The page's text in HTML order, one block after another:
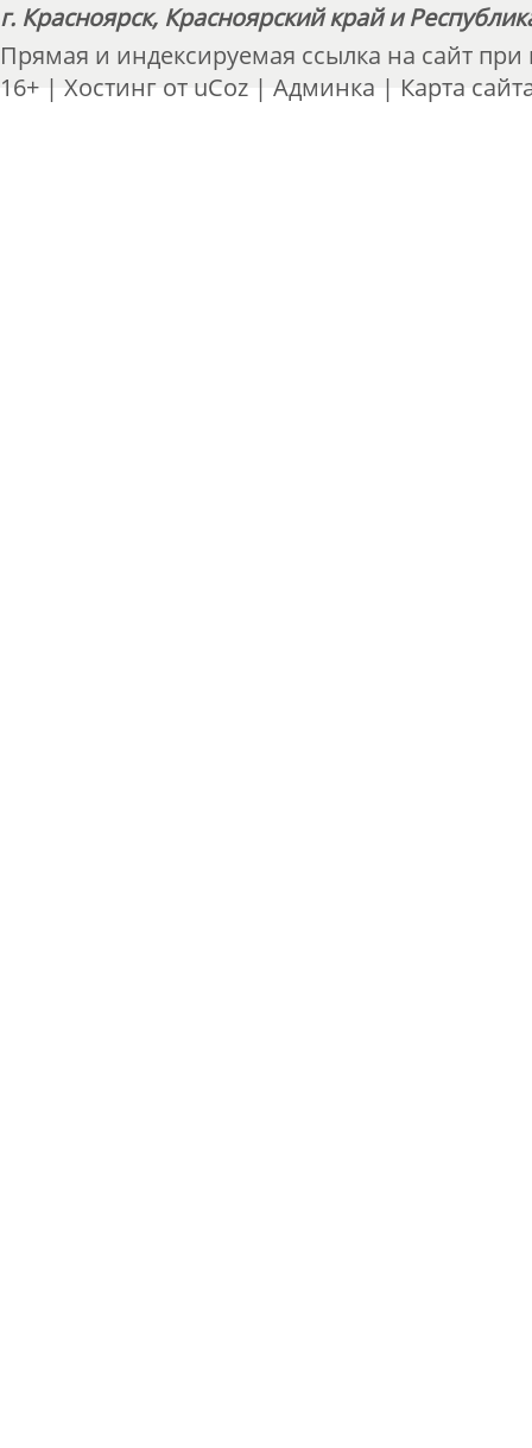
г. Красноярск, Красноярский край и
Прямая и индексируемая ссылка на сайт
16+ | Хостинг от uCoz | Админка | Карта